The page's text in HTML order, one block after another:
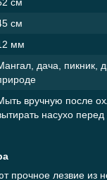
см
мм
дача, пикник,
вручную после
насухо
прочное лезвие из